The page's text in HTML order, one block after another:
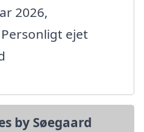
2026,
ejet
by Søegaard